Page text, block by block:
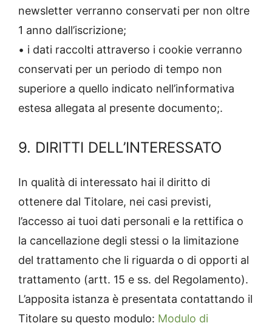
newsletter verranno conservati per non oltre
1 anno dall’iscrizione;
• i dati raccolti attraverso i cookie verranno
conservati per un periodo di tempo non
superiore a quello indicato nell’informativa
estesa allegata al presente documento;.
9. DIRITTI DELL’INTERESSATO
In qualità di interessato hai il diritto di
ottenere dal Titolare, nei casi previsti,
l’accesso ai tuoi dati personali e la rettifica o
la cancellazione degli stessi o la limitazione
del trattamento che li riguarda o di opporti al
trattamento (artt. 15 e ss. del Regolamento).
L’apposita istanza è presentata contattando il
Titolare su questo modulo: Modulo di